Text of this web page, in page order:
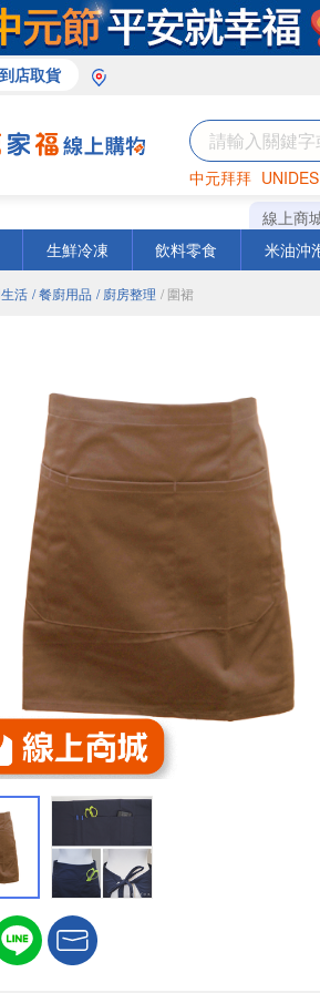
到店取貨
中元拜拜
巧克力 衛生紙
線上商
生鮮冷凍 飲料零食 米油沖
活 / 餐廚用品 / 廚房整理 / 圍裙